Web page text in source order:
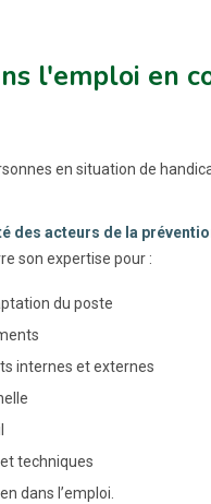
l'emploi en
en situation de
des acteurs de la
son expertise pour :
du poste
internes et externes
techniques
dans l’emploi.